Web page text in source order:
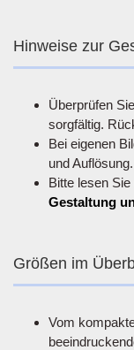
Hinweise zur
Überprüfen
sorgfältig.
Bei eigenen
und Auflösung.
Bitte lesen
Gestaltung
Größen im
Vom